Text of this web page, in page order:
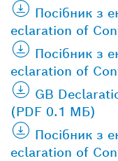
Посібник з
eclaration of
Посібник з
eclaration of
GB
(PDF 0.1 МБ)
Посібник з
eclaration of